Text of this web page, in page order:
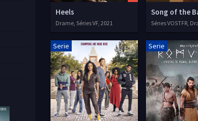
Heels
Drame, Séries VF, 2021
Song of the
Séries VOSTFR,
Serie Serie